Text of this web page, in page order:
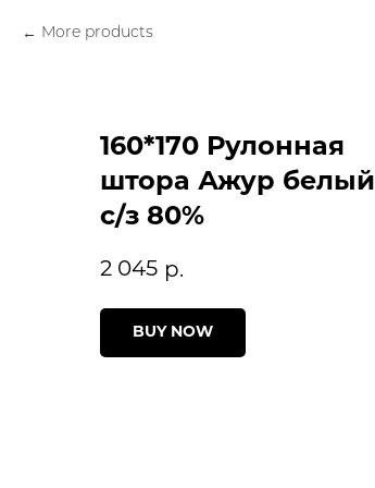
More products
160*170 Рулонная
штора Ажур белый
с/з 80%
2 045 р.
BUY NOW